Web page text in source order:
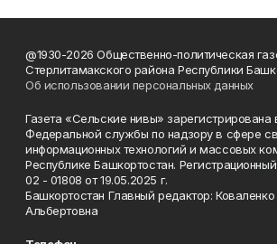
@1930-2026 Общественно-политическая
Стерлитамакского района Республики
Об использовании персональных данных
Газета «Сельские нивы» зарегистрирована
Федеральной службы по надзору в сфере
информационных технологий и массовых
Республике Башкортостан.
02 - 01808 от 19.05.2025 г.
Башкортостан Главный редактор:
Альбертовна